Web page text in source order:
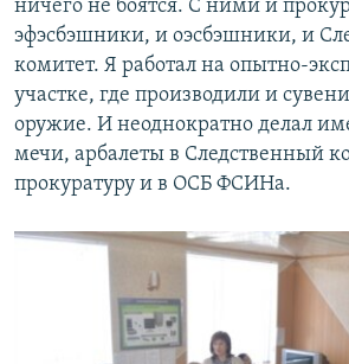
ничего не боятся. С ними и
эфэсбэшники, и оэсбэшники, и
комитет. Я работал на опытно-
участке, где производили и
оружие. И неоднократно делал
мечи, арбалеты в Следственный
прокуратуру и в ОСБ ФСИНа.